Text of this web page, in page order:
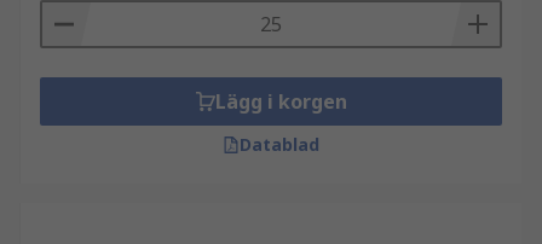
Lägg i korgen
Datablad